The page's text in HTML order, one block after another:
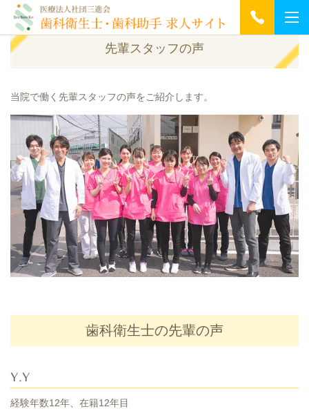
先輩スタッフの声
当院で働く先輩スタッフの声をご紹介します。
歯科衛生士の先輩の声
Y.Y
経験年数12年、在籍12年目